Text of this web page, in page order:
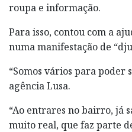
roupa e informação.
Para isso, contou com a
numa manifestação de
“Somos vários para poder
agência Lusa.
“Ao entrares no bairro, já
muito real, que faz parte